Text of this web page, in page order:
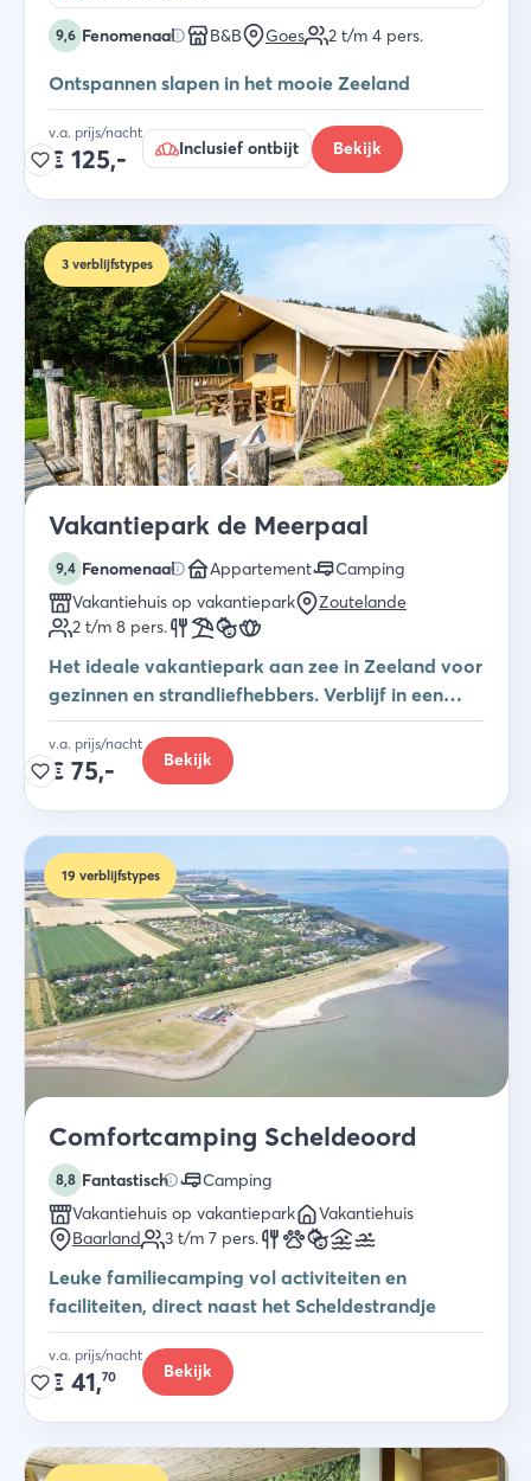
9,6 Fenomenaal B&B Goes 2 t/m 4 pers.
Ontspannen slapen in het mooie Zeeland
v.a. prijs/nacht
€ 125,- Inclusief ontbijt Bekijk
3 verblijfstypes
Vakantiepark de Meerpaal
9,4 Fenomenaal Appartement
Camping
Vakantiehuis op vakantiepark
Zoutelande
2 t/m 8 pers.
Het ideale vakantiepark aan zee in Zeeland voor
gezinnen en strandliefhebbers. Verblijf in een
studio, safaritent of vakantiehuis.
v.a. prijs/nacht
€ 75,- Bekijk
19 verblijfstypes
Comfortcamping Scheldeoord
8,8 Fantastisch
Camping
Vakantiehuis op vakantiepark
Vakantiehuis
Baarland
3 t/m 7 pers.
Leuke familiecamping vol activiteiten en
faciliteiten, direct naast het Scheldestrandje
v.a. prijs/nacht
€ 41,70 Bekijk